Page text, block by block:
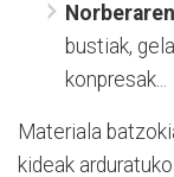
bustiak,
konpresak...
Materiala
kideak